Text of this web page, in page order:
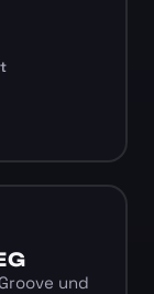
und